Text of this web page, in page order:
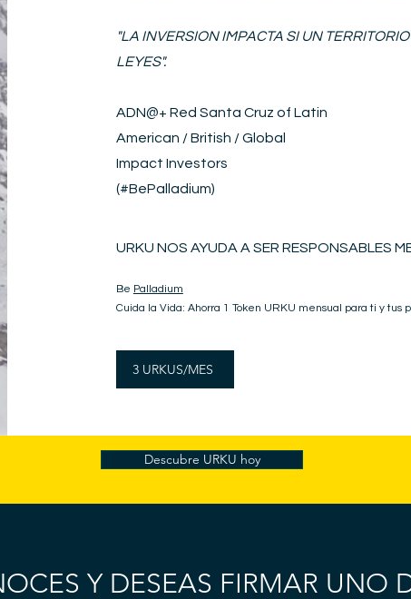
"LA INVERSION IMPACTA SI UN
LEYES".
ADN@+ Red Santa Cruz of Latin
American / British / Global
Impact Investors
(#BePalladium)​
URKU NOS AYUDA A SER RESPONSABLES
Be Palladium
Cuida la Vida: Ahorra 1 Token URKU mensual para ti y tus
3 URKUS/MES
Descubre URKU hoy
Y DESEAS FIRMAR UNO